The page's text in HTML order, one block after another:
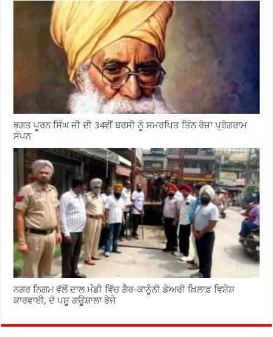
ਭਗਤ ਪੂਰਨ ਸਿੰਘ ਜੀ ਦੀ 34ਵੀਂ ਬਰਸੀ ਨੂੰ ਸਮਰਪਿਤ ਤਿੰਨ ਰੋਜ਼ਾ ਪ੍ਰੋਗਰਾਮ
ਸੰਪਨ
ਨਗਰ ਨਿਗਮ ਵੱਲੋਂ ਦਾਲ ਮੰਡੀ ਵਿੱਚ ਗੈਰ-ਕਾਨੂੰਨੀ ਡੇਅਰੀ ਖ਼ਿਲਾਫ਼ ਵਿਸ਼ੇਸ਼
ਕਾਰਵਾਈ, ਦੋ ਪਸ਼ੂ ਗਊਸ਼ਾਲਾ ਭੇਜੇ